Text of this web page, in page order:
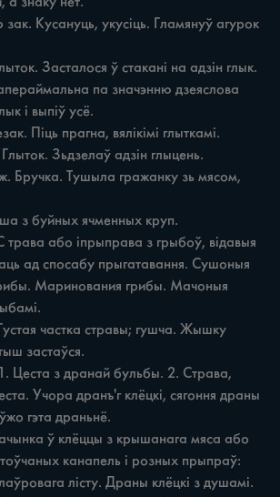
па значэнню дзеяслова
i выпіў усё.
ад спосабу прыгатавання. Сушоныя
Маринования грибы. Мачоныя
застаўся.
Учора дранъ'г клёцкі, сягоння драны
гэта драньнё.
канапель i розных прыпраў:
лісту. Драны клёцкі з душамі.